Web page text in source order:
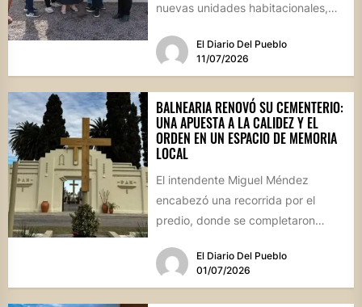
nuevas unidades habitacionales,
transformado en...
El Diario Del Pueblo
11/07/2026
BALNEARIA RENOVÓ SU CEMENTERIO:
UNA APUESTA A LA CALIDEZ Y EL
ORDEN EN UN ESPACIO DE MEMORIA
LOCAL
El intendente Miguel Méndez
encabezó una recorrida por el
predio, donde se completaron
una revalorización...
El Diario Del Pueblo
01/07/2026